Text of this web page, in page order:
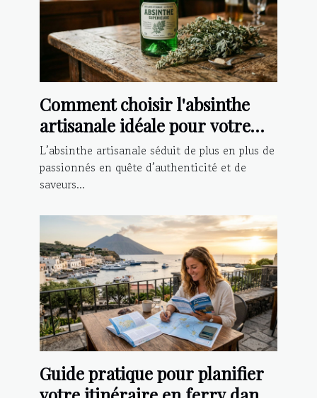
Comment choisir l'absinthe
artisanale idéale pour votre
palais ?
L’absinthe artisanale séduit de plus en plus de
passionnés en quête d’authenticité et de
saveurs...
Guide pratique pour planifier